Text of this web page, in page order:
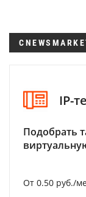
IP-
Подобрать
От 0.50 руб./